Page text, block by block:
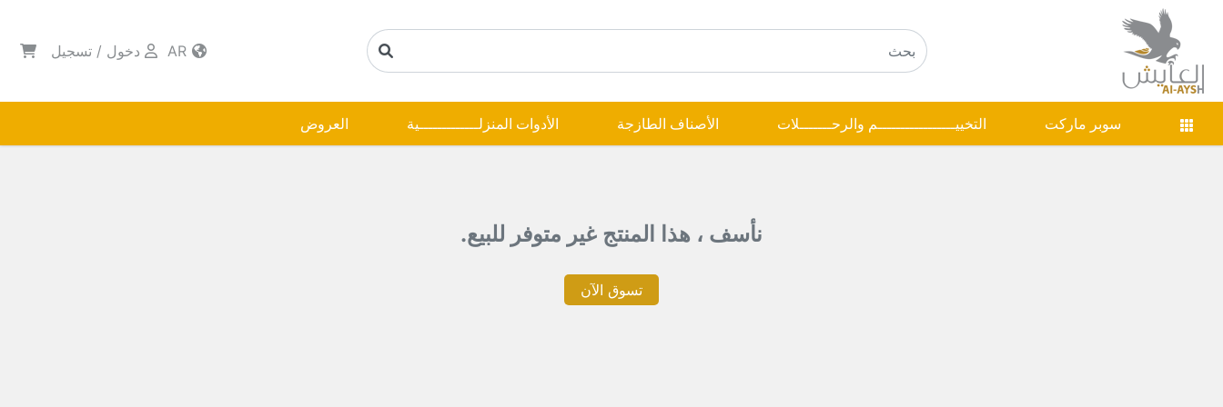
دخول / تسجيل
سوبر ماركت التخييـــــــــــــــــم والرحـــــــلات الأصناف الطازجة الأدوات المنزلـــــــــــــية العروض
نأسف ، هذا المنتج غير متوفر للبيع.
تسوق الآن